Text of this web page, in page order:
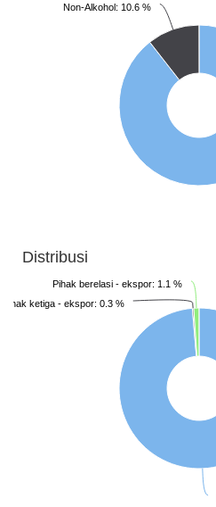
Non-Alkohol: 10.6 %
Distribusi
Pihak ketiga - ekspor: 0.3 %
Pihak berelasi - ekspor: 1.1 %